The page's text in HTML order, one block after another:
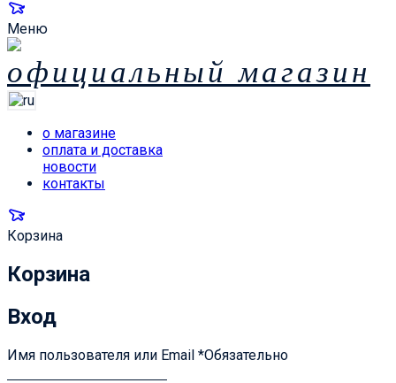
Меню
официальный магазин
о магазине
оплата и доставка
новости
контакты
Корзина
Корзина
Вход
Имя пользователя или Email *Обязательно